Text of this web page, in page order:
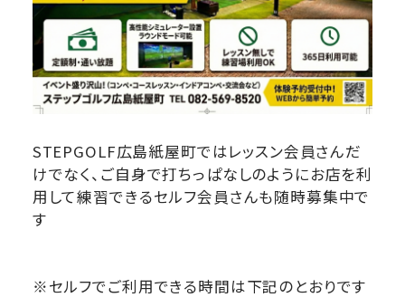
STEPGOLF広島紙屋町ではレッスン会員さんだ
けでなく、ご自身で打ちっぱなしのようにお店を利
用して練習できるセルフ会員さんも随時募集中で
す
※セルフでご利用できる時間は下記のとおりです